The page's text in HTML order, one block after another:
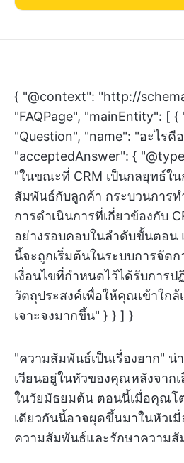
{ "@context": "http://
"FAQPage", "mainEntity": [ {
"Question", "name": "อะไรคื
"acceptedAnswer": {
"ในขณะที่ CRM เป็นกลยุทธ์ใ
สัมพันธ์กับลูกค้า กระบวนการท
การดำเนินการที่เกี่ยวข้องกับ
อย่างรอบคอบในลำดับขั้นตอ
นี้จะถูกเริ่มต้นในระบบการจัดก
เงื่อนไขที่กำหนดไว้ได้รับการ
วัตถุประสงค์เพื่อให้คุณเข้าใกล้
เจาะจงมากขึ้น" } } ] }
"ความสัมพันธ์เป็นเรื่องยาก" น่
เวียนอยู่ในหัวของคุณหลังจาก
ในวัยมัธยมต้น ตอนนี้เมื่อคุณโ
เดียวกันนี้อาจผุดขึ้นมาในหัวเ
ความสัมพันธ์และรักษาความสั